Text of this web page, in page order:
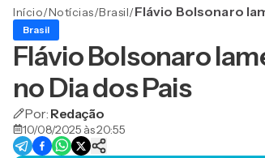
Início/Notícias/Brasil/Flávio Bolsonaro
o pai no Dia dos Pais
Brasil
Flávio Bolsonaro
no Dia dos Pais
Por: Redação
10/08/2025 às 20:55